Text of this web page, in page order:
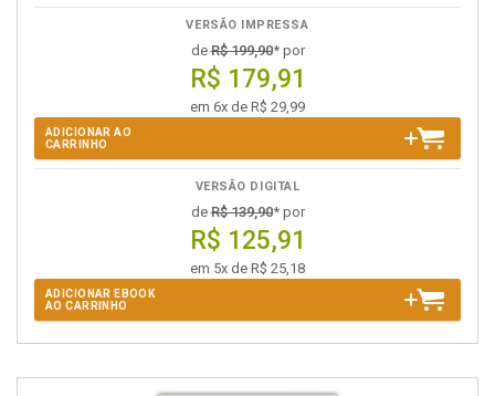
VERSÃO IMPRESSA
deR$ 199,90* por
R$ 179,91
em 6x de R$ 29,99
ADICIONAR AO
CARRINHO
VERSÃO DIGITAL
deR$ 139,90* por
R$ 125,91
em 5x de R$ 25,18
ADICIONAR EBOOK
AO CARRINHO